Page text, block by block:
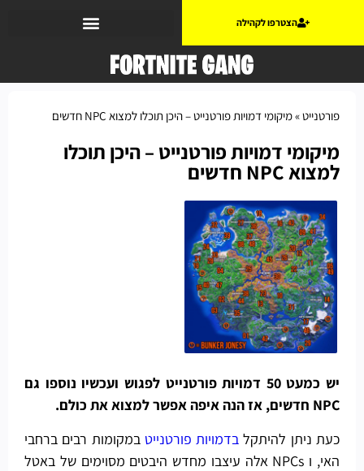
הצטרפו לקהילה
פורטנייט»מיקומי דמויות פורטנייט – היכן תוכלו למצוא NPC חדשים
מיקומי דמויות פורטנייט – היכן תוכלו
למצוא NPC חדשים
יש כמעט 50 דמויות פורטנייט לפגוש ועכשיו נוספו גם
NPC חדשים, אז הנה איפה אפשר למצוא את כולם.
כעת ניתן להיתקל בדמויות פורטנייט במקומות רבים ברחבי
האי, ו NPCs אלה עיצבו מחדש היבטים מסוימים של באטל